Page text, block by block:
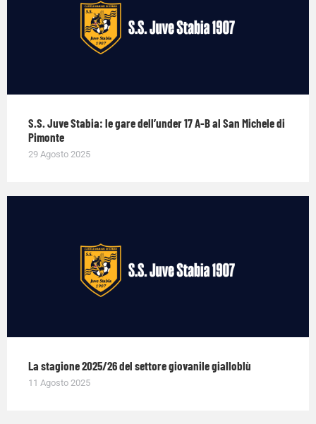
S.S. Juve Stabia: le gare dell’under 17 A-B al San Michele di
Pimonte
29 Agosto 2025
La stagione 2025/26 del settore giovanile gialloblù
11 Agosto 2025